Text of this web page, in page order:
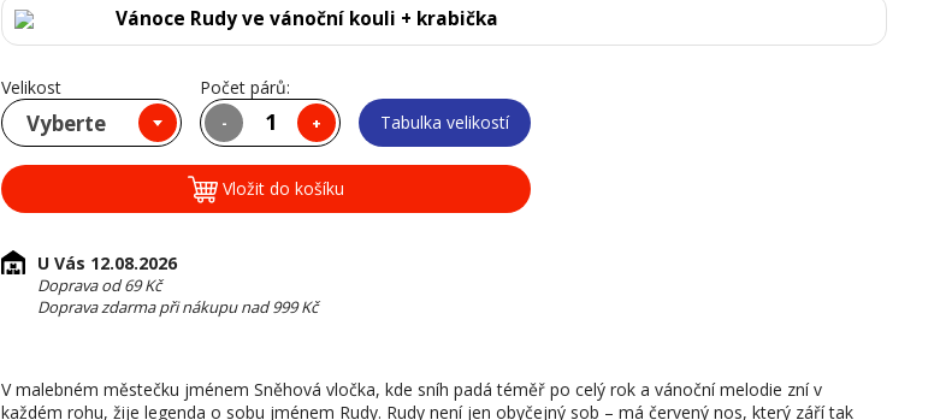
Vánoce Rudy ve vánoční kouli + krabička
Velikost
Vyberte
Počet párů:
- + Tabulka velikostí
Vložit do košíku
U Vás 12.08.2026
Doprava od 69 Kč
Doprava zdarma při nákupu nad 999 Kč
V malebném městečku jménem Sněhová vločka, kde sníh padá téměř po celý rok a vánoční melodie zní v
každém rohu, žije legenda o sobu jménem Rudy. Rudy není jen obyčejný sob – má červený nos, který září tak